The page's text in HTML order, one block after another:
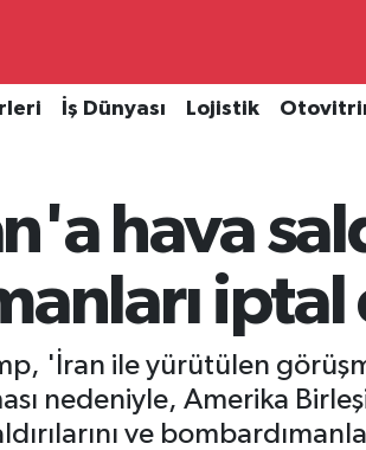
İş Dünyası Lojistik
hava
'İran ile yürütülen
nedeniyle, Amerika
ve